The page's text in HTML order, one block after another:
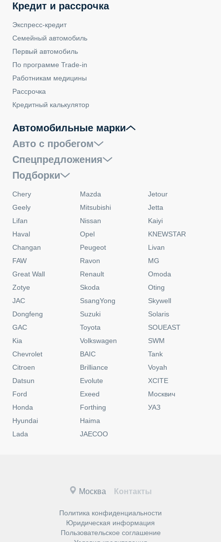
Кредит и рассрочка
Экспресс-кредит
Семейный автомобиль
Первый автомобиль
По программе Trade-in
Работникам медицины
Рассрочка
Кредитный калькулятор
Автомобильные марки
Авто с пробегом
Спецпредложения
Подборки
Chery
Geely
Lifan
Haval
Changan
FAW
Great Wall
Zotye
JAC
Dongfeng
GAC
Kia
Chevrolet
Citroen
Datsun
Ford
Honda
Hyundai
Lada
Mazda
Mitsubishi
Nissan
Opel
Peugeot
Ravon
Renault
Skoda
SsangYong
Suzuki
Toyota
Volkswagen
BAIC
Brilliance
Evolute
Exeed
Forthing
Haima
JAECOO
Jetour
Jetta
Kaiyi
KNEWSTAR
Livan
MG
Omoda
Oting
Skywell
Solaris
SOUEAST
SWM
Tank
Voyah
XCITE
Москвич
УАЗ
Политика конфиденциальности
Юридическая информация
Пользовательское соглашение
Москва Контакты